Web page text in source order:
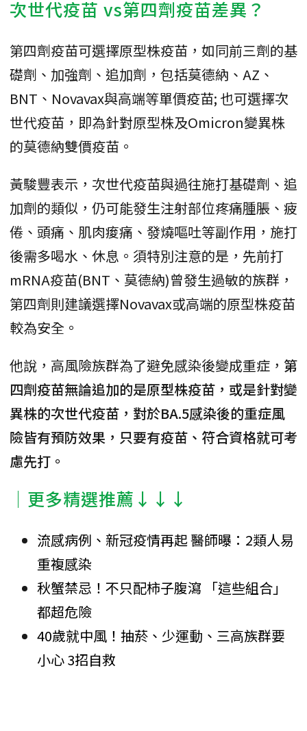
次世代疫苗 vs第四劑疫苗差異？
第四劑疫苗可選擇原型株疫苗，如同前三劑的基
礎劑、加強劑、追加劑，包括莫德納、AZ、
BNT、Novavax與高端等單價疫苗; 也可選擇次
世代疫苗，即為針對原型株及Omicron變異株
的莫德納雙價疫苗。
黃駿豐表示，次世代疫苗與過往施打基礎劑、追
加劑的類似，仍可能發生注射部位疼痛腫脹、疲
倦、頭痛、肌肉痠痛、發燒嘔吐等副作用，施打
後需多喝水、休息。須特別注意的是，先前打
mRNA疫苗(BNT、莫德納)曾發生過敏的族群，
第四劑則建議選擇Novavax或高端的原型株疫苗
較為安全。
他說，高風險族群為了避免感染後變成重症， 第
四劑疫苗無論追加的是原型株疫苗，或是針對變
異株的次世代疫苗，對於BA.5感染後的重症風
險皆有預防效果，只要有疫苗、符合資格就可考
慮先打。
│更多精選推薦↓↓↓
流感病例、新冠疫情再起 醫師曝：2類人易
重複感染
秋蟹禁忌！不只配柿子腹瀉 「這些組合」
都超危險
40歲就中風！抽菸、少運動、三高族群要
小心 3招自救